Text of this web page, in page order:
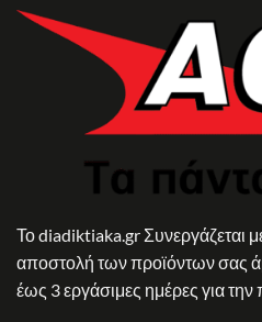
Το diadiktiaka.gr Συνεργάζεται
αποστολή των προϊόντων σας
έως 3 εργάσιμες ημέρες για